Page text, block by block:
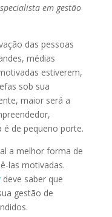
em gestão
das pessoas
médias
estiverem,
sob sua
maior será a
é de pequeno porte.
a melhor forma de
las motivadas.
deve saber que
gestão de